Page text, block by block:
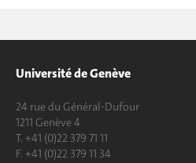
Université de Genève
24 rue du Général-Dufour
1211 Genève 4
T. +41 (0)22 379 71 11
F. +41 (0)22 379 11 34